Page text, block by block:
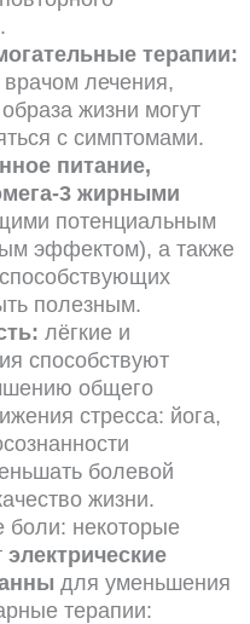
терапии:
лечения,
жизни могут
с симптомами.
питание,
3 жирными
потенциальным
эффектом), а также
полезным.
лёгкие и
способствуют
общего
стресса: йога,
болевой
жизни.
боли: некоторые
электрические
для уменьшения
терапии: